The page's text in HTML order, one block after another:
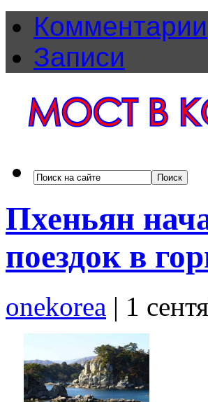
Комментарии
Записи
Пхеньян
поездок в
onekorea | 1